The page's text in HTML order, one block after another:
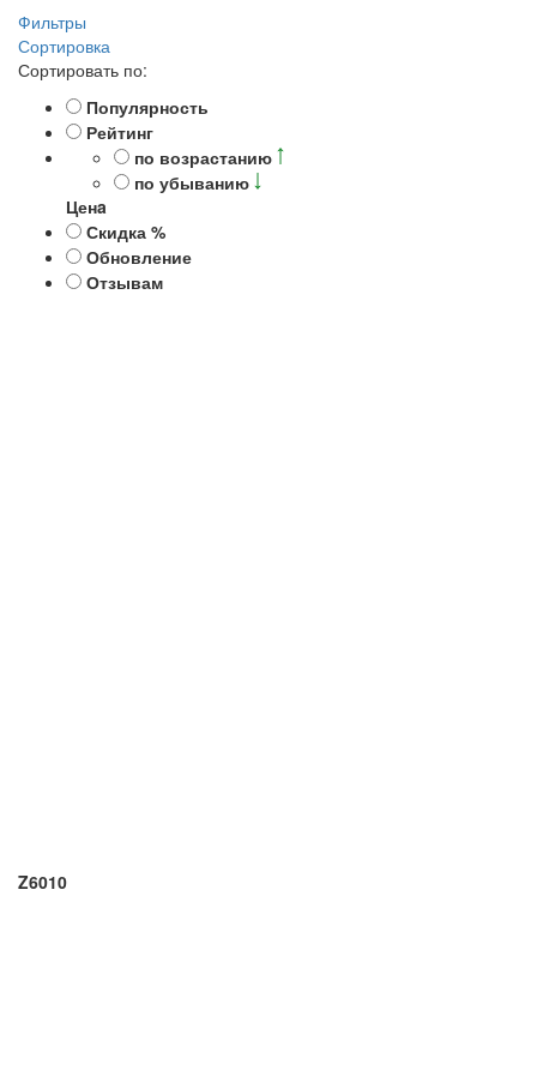
Фильтры
Сортировка
Сортировать по:
Популярность
Рейтинг
по возрастанию
по убыванию
Ценa
Скидка %
Обновление
Отзывам
Z6010